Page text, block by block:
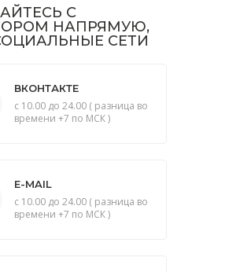
С
НАПРЯМУЮ,
СЕТИ
ВКОНТАКТЕ
с 10.00 до 24.00 ( разница во
времени +7 по МСК )
E-MAIL
с 10.00 до 24.00 ( разница во
времени +7 по МСК )